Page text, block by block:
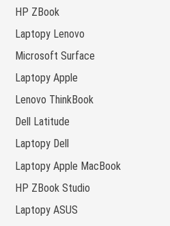
HP ZBook
Laptopy Lenovo
Microsoft Surface
Laptopy Apple
Lenovo ThinkBook
Dell Latitude
Laptopy Dell
Laptopy Apple MacBook
HP ZBook Studio
Laptopy ASUS